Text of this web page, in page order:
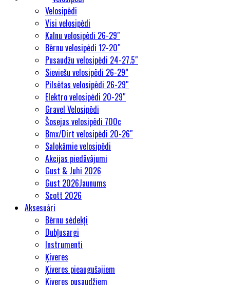
Velosipēdi
Visi velosipēdi
Kalnu velosipēdi 26-29″
Bērnu velosipēdi 12-20″
Pusaudžu velosipēdi 24-27.5″
Sieviešu velosipēdi 26-29”
Pilsētas velosipēdi 26-29″
Elektro velosipēdi 20-29″
Gravel Velosipēdi
Šosejas velosipēdi 700c
Bmx/Dirt velosipēdi 20-26″
Salokāmie velosipēdi
Akcijas piedāvājumi
Gust & Juhi 2026
Gust 2026Jaunums
Scott 2026
Aksesuāri
Bērnu sēdekļi
Dubļusargi
Instrumenti
Ķiveres
Ķiveres pieaugušajiem
Ķiveres pusaudžiem